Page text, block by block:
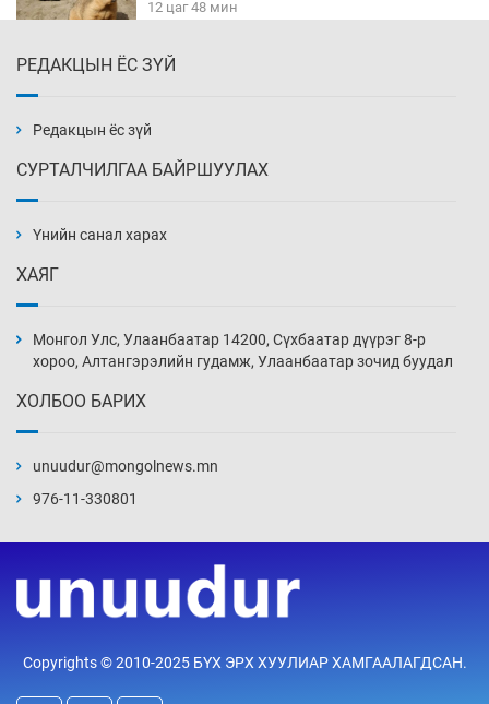
12 цаг 48 мин
13 цаг 18 мин
13 цаг 48 мин
14 цаг 18 мин
хэмжээг шинэчлэн тогтоох нь
15 цаг 18 мин
мөнгө, хүрэл медаль хүртэв
15 цаг 44 мин
РЕДАКЦЫН ЁС ЗҮЙ
Редакцын ёс зүй
СУРТАЛЧИЛГАА БАЙРШУУЛАХ
Үнийн санал харах
ХАЯГ
Монгол Улс, Улаанбаатар 14200, Сүхбаатар дүүрэг 8-р
хороо, Алтангэрэлийн гудамж, Улаанбаатар зочид буудал
ХОЛБОО БАРИХ
unuudur@mongolnews.mn
976-11-330801
Copyrights © 2010-2025 БҮХ ЭРХ ХУУЛИАР ХАМГААЛАГДСАН.